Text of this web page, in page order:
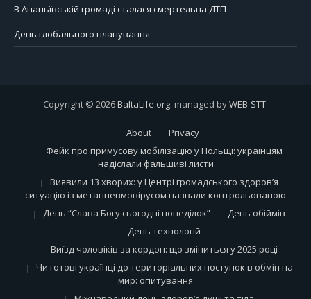
В Ананьївській громаді сталася смертельна ДТП
День глобального планування
Copyright © 2026BaltaLife.org. managed byWEB-STT.
About
Privacy
Фейк про примусову мобілізацію у Польщі: українцям
надіслали фальшиві листи
Виявили 13 хворих: у Центрі громадського здоров’я
ситуацію із метапневмовірусом назвали контрольованою
День “Слава Богу сьогодні понеділок”
День обіймів
День технологій
Виїзд чоловіків за кордон: що зміниться у 2025 році
Чи готові українці до територіальних поступок в обмін на
мир: опитування